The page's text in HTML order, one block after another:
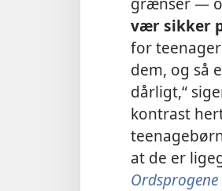
vær sikker
for
dem, og så
dårligt,“
kontrast
at de er
Ordsprogene